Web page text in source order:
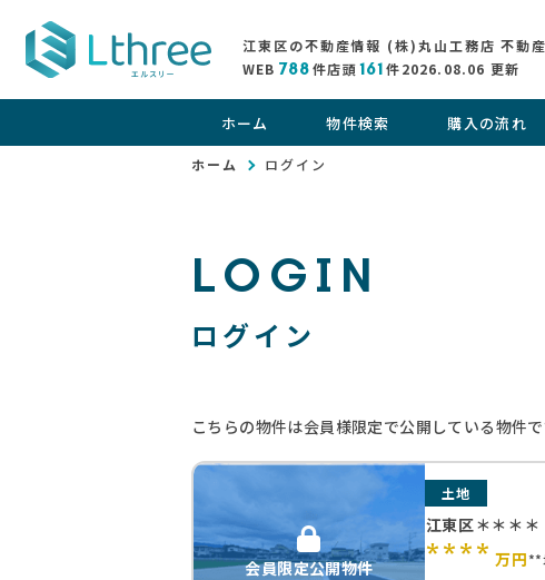
江東区の不動産情報 (株)丸山工務店 不動
WEB 788件店頭161 件2026.08.06 更新
ホーム 物件検索 購入の流れ
ホーム ログイン
LOGIN
ログイン
こちらの物件は会員様限定で公開している物件
会員限定公開物件
土地
江東区＊＊＊＊
**** 万円**